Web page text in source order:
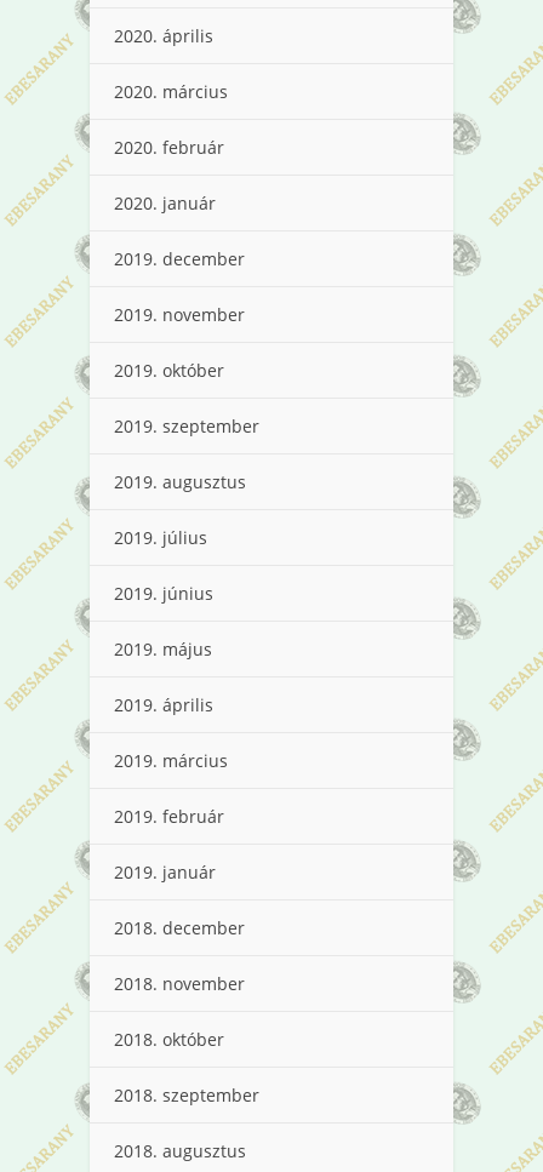
2020. április
2020. március
2020. február
2020. január
2019. december
2019. november
2019. október
2019. szeptember
2019. augusztus
2019. július
2019. június
2019. május
2019. április
2019. március
2019. február
2019. január
2018. december
2018. november
2018. október
2018. szeptember
2018. augusztus